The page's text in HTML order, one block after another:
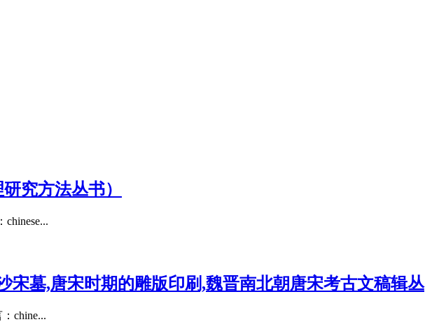
究方法丛书）
宋墓,唐宋时期的雕版印刷,魏晋南北朝唐宋考古文稿辑丛
chine...